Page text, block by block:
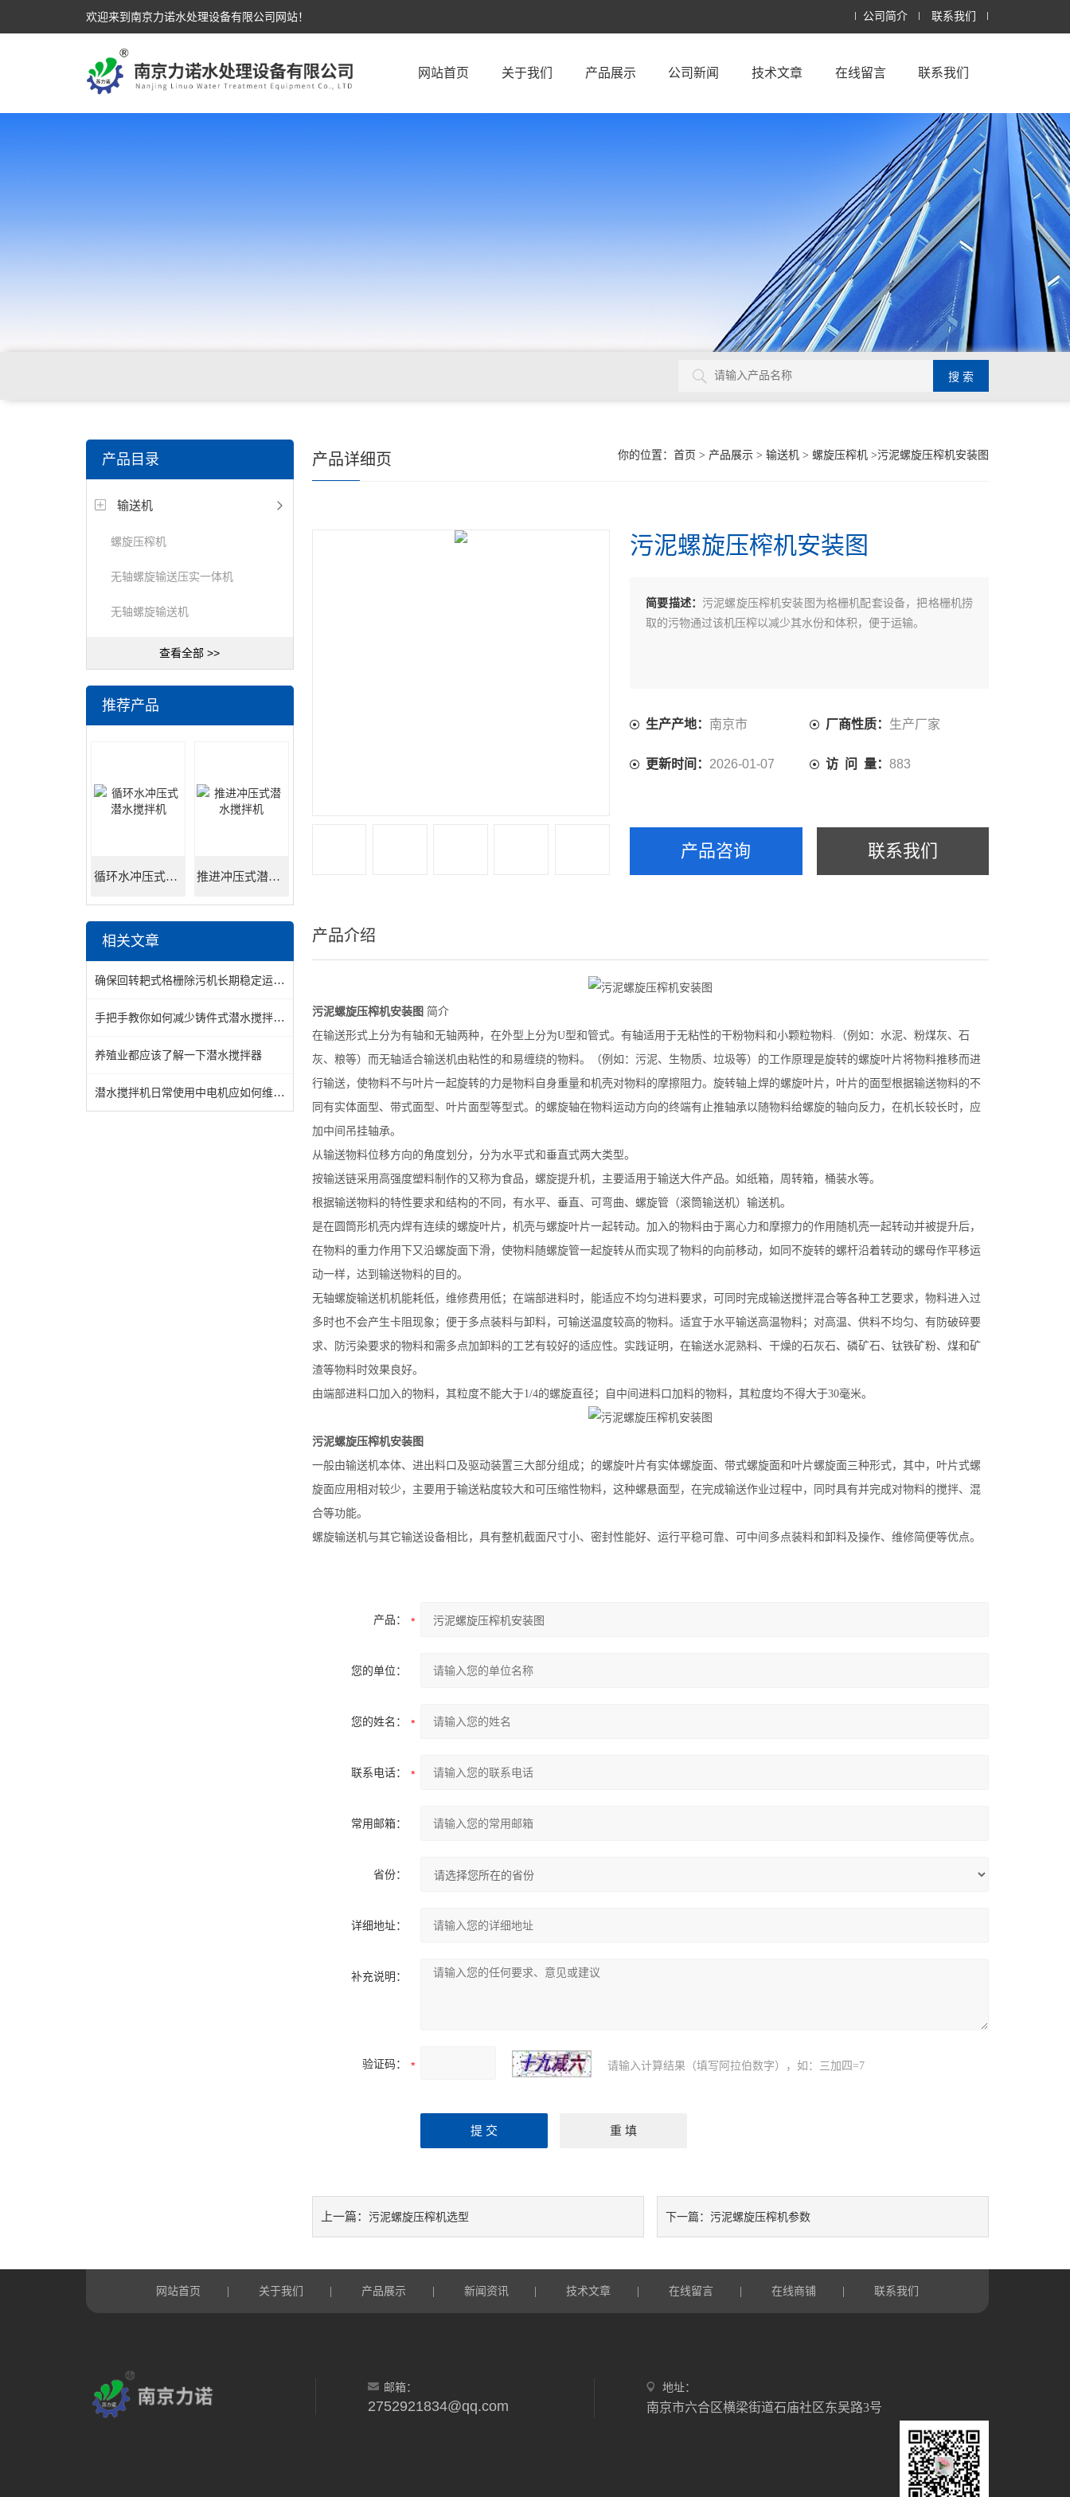
欢迎来到南京力诺水处理设备有限公司网站！ 公司简介 联系我们
网站首页 关于我们 产品展示 公司新闻 技术文章 在线留言 联系我们
器，刮/吸泥机等水处理设备
产品目录
输送机
螺旋压榨机
无轴螺旋输送压实一体机
无轴螺旋输送机
查看全部 >>
推荐产品
循环水冲压式潜水搅拌机 推进冲压式潜水搅拌机
相关文章
确保回转耙式格栅除污机长期稳定运行的方法
手把手教你如何减少铸件式潜水搅拌机叶轮腐蚀，来看了
养殖业都应该了解一下潜水搅拌器
潜水搅拌机日常使用中电机应如何维护及保养
你的位置： 首页 > 产品展示 > 输送机 > 螺旋压榨机 >污泥螺旋压榨机安装图
产品详细页
污泥螺旋压榨机安装图
简要描述： 污泥螺旋压榨机安装图为格栅机配套设备，把格栅机捞
取的污物通过该机压榨以减少其水份和体积，便于运输。
生产产地： 南京市 厂商性质： 生产厂家
更新时间： 2026-01-07 访 问 量： 883
产品咨询 联系我们
产品介绍
污泥螺旋压榨机安装图 简介
在输送形式上分为有轴和无轴两种，在外型上分为U型和管式。有轴适用于无粘性的干粉物料和小颗粒物料.（例如：水泥、粉煤灰、石
灰、粮等）而无轴适合输送机由粘性的和易缠绕的物料。（例如：污泥、生物质、垃圾等）的工作原理是旋转的螺旋叶片将物料推移而进
行输送，使物料不与叶片一起旋转的力是物料自身重量和机壳对物料的摩擦阻力。旋转轴上焊的螺旋叶片，叶片的面型根据输送物料的不
同有实体面型、带式面型、叶片面型等型式。的螺旋轴在物料运动方向的终端有止推轴承以随物料给螺旋的轴向反力，在机长较长时，应
加中间吊挂轴承。
从输送物料位移方向的角度划分，分为水平式和垂直式两大类型。
按输送链采用高强度塑料制作的又称为食品，螺旋提升机，主要适用于输送大件产品。如纸箱，周转箱，桶装水等。
根据输送物料的特性要求和结构的不同，有水平、垂直、可弯曲、螺旋管（滚筒输送机）输送机。
是在圆筒形机壳内焊有连续的螺旋叶片，机壳与螺旋叶片一起转动。加入的物料由于离心力和摩擦力的作用随机壳一起转动并被提升后，
在物料的重力作用下又沿螺旋面下滑，使物料随螺旋管一起旋转从而实现了物料的向前移动，如同不旋转的螺杆沿着转动的螺母作平移运
动一样，达到输送物料的目的。
无轴螺旋输送机机能耗低，维修费用低；在端部进料时，能适应不均匀进料要求，可同时完成输送搅拌混合等各种工艺要求，物料进入过
多时也不会产生卡阻现象；便于多点装料与卸料，可输送温度较高的物料。适宜于水平输送高温物料；对高温、供料不均匀、有防破碎要
求、防污染要求的物料和需多点加卸料的工艺有较好的适应性。实践证明，在输送水泥熟料、干燥的石灰石、磷矿石、钛铁矿粉、煤和矿
渣等物料时效果良好。
由端部进料口加入的物料，其粒度不能大于1/4的螺旋直径；自中间进料口加料的物料，其粒度均不得大于30毫米。
污泥螺旋压榨机安装图
一般由输送机本体、进出料口及驱动装置三大部分组成；的螺旋叶片有实体螺旋面、带式螺旋面和叶片螺旋面三种形式，其中，叶片式螺
旋面应用相对较少，主要用于输送粘度较大和可压缩性物料，这种螺悬面型，在完成输送作业过程中，同时具有并完成对物料的搅拌、混
合等功能。
螺旋输送机与其它输送设备相比，具有整机截面尺寸小、密封性能好、运行平稳可靠、可中间多点装料和卸料及操作、维修简便等优点。
产品：
您的单位：
您的姓名：
联系电话：
常用邮箱：
省份：
详细地址：
补充说明：
验证码： 请输入计算结果（填写阿拉伯数字），如：三加四=7
上一篇： 污泥螺旋压榨机选型 下一篇： 污泥螺旋压榨机参数
网站首页 | 关于我们 | 产品展示 | 新闻资讯 | 技术文章 | 在线留言 | 在线商铺 | 联系我们
邮箱：
2752921834@qq.com
地址：
南京市六合区横梁街道石庙社区东吴路3号